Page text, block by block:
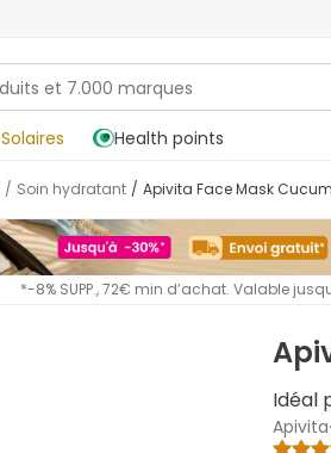
Solaires Health points
/ Soin hydratant / Apivita Face Mask
*-8% SUPP., 72€ min d’achat. Valable
Idéal
Apivita·